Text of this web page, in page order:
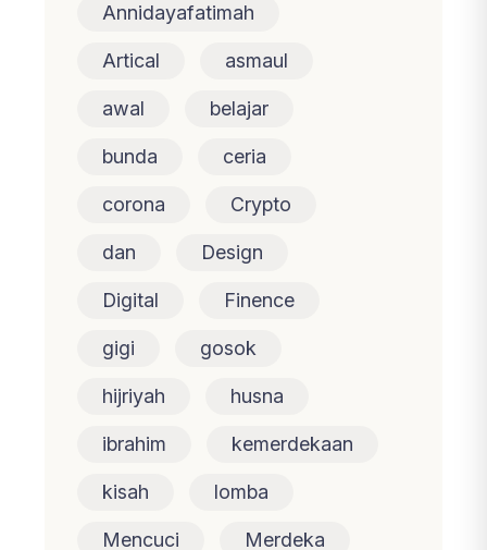
Annidayafatimah
Artical asmaul
awal belajar
bunda ceria
corona Crypto
dan Design
Digital Finence
gigi gosok
hijriyah husna
ibrahim kemerdekaan
kisah lomba
Mencuci Merdeka